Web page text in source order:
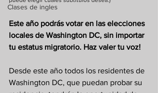
Clases de ingles
Este año podrás votar en las elecciones
locales de Washington DC, sin importar
tu estatus migratorio. Haz valer tu voz!
Desde este año todos los residentes de
Washington DC, que puedan probar su